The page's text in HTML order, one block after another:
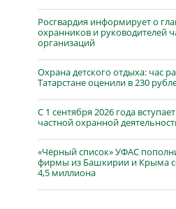
Росгвардия информирует о
охранников и руководителей
организаций
Охрана детского отдыха: час
Татарстане оценили в 230
С 1 сентября 2026 года
частной охранной
«Чёрный список» УФАС
фирмы из Башкирии и Крыма
4,5 миллиона